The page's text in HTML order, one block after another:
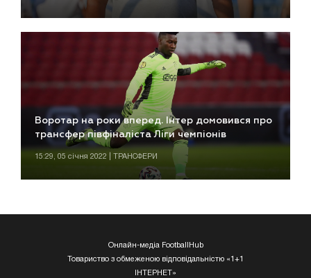
Воротар на роки вперед. Інтер домовився про
трансфер півфіналіста Ліги чемпіонів
15:29, 05 січня 2022 | ТРАНСФЕРИ
Онлайн-медіа FootballHub
Товариство з обмеженою відповідальністю «1+1
ІНТЕРНЕТ»